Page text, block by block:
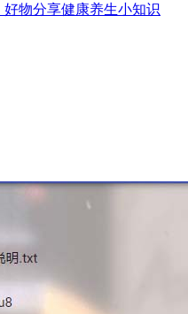
物分享健康养生小知识